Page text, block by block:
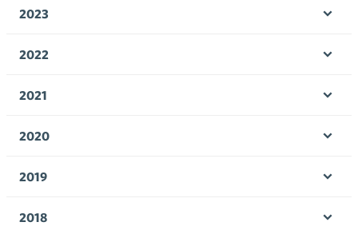
2023
2022
2021
2020
2019
2018